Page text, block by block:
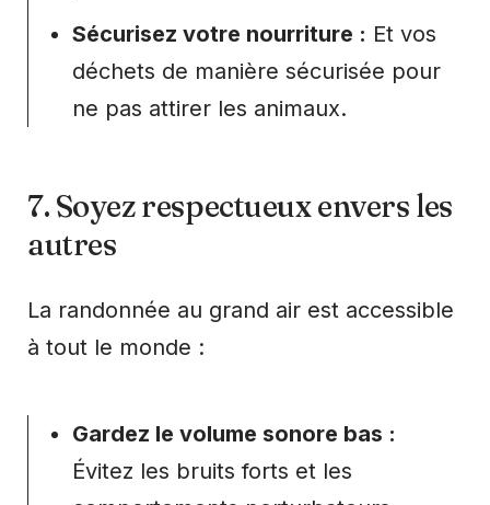
Sécurisez votre nourriture : Et vos
déchets de manière sécurisée pour
ne pas attirer les animaux.
7. Soyez respectueux envers les
autres
La randonnée au grand air est accessible
à tout le monde :
Gardez le volume sonore bas :
Évitez les bruits forts et les